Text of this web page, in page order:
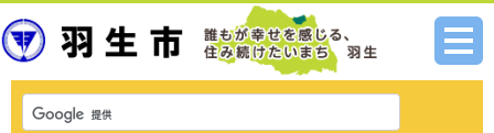
メニ